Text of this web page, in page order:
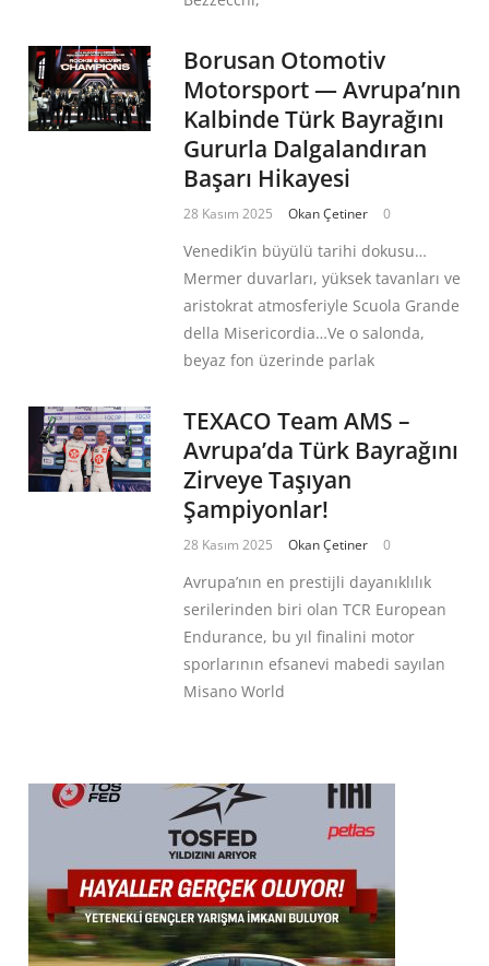
Borusan Otomotiv
Motorsport — Avrupa’nın
Kalbinde Türk Bayrağını
Gururla Dalgalandıran
Başarı Hikayesi
28 Kasım 2025 Okan Çetiner 0
Venedik’in büyülü tarihi dokusu…
Mermer duvarları, yüksek tavanları ve
aristokrat atmosferiyle Scuola Grande
della Misericordia…Ve o salonda,
beyaz fon üzerinde parlak
TEXACO Team AMS –
Avrupa’da Türk Bayrağını
Zirveye Taşıyan
Şampiyonlar!
28 Kasım 2025 Okan Çetiner 0
Avrupa’nın en prestijli dayanıklılık
serilerinden biri olan TCR European
Endurance, bu yıl finalini motor
sporlarının efsanevi mabedi sayılan
Misano World